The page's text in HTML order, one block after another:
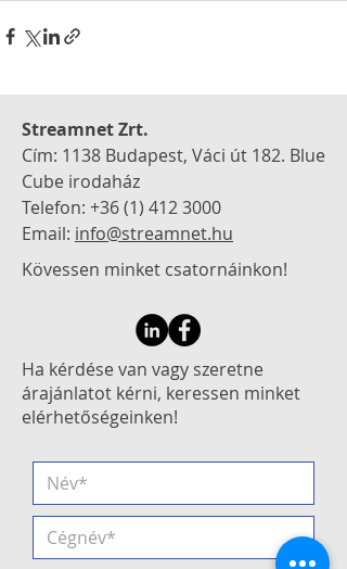
Streamnet Zrt.
Cím: 1138 Budapest, Váci út 182. Blue
Cube irodaház
Telefon: +36 (1) 412 3000
Email: info@streamnet.hu
Kövessen minket csatornáinkon!
Ha kérdése van vagy szeretne
árajánlatot kérni, keressen minket
elérhetőségeinken!